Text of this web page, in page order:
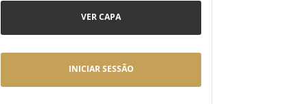
VER CAPA
INICIAR SESSÃO